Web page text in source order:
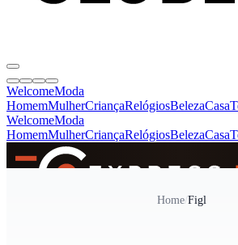
WelcomeModa
HomemMulherCriançaRelógiosBelezaCasa
WelcomeModa
HomemMulherCriançaRelógiosBelezaCasa
Home/Figl